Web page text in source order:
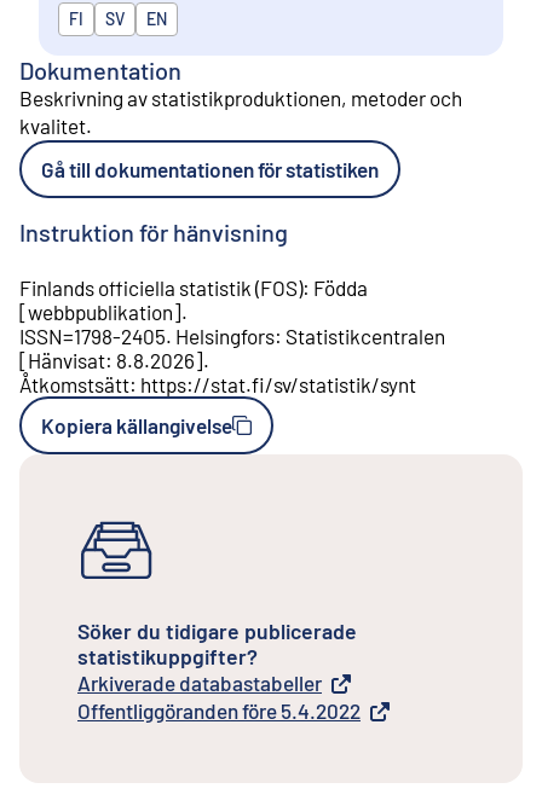
Publiceras på
FI SV EN
Dokumentation
Beskrivning av statistikproduktionen, metoder och
kvalitet.
Gå till dokumentationen för statistiken
Instruktion för hänvisning
Finlands officiella statistik (FOS): Födda
[webbpublikation].
ISSN=1798-2405. Helsingfors: Statistikcentralen
[Hänvisat: 8.8.2026].
Åtkomstsätt: https://stat.fi/sv/statistik/synt
Kopiera källangivelse
Söker du tidigare publicerade
statistikuppgifter?
Arkiverade databastabeller
Extern länk
Offentliggöranden före 5.4.2022
Extern länk